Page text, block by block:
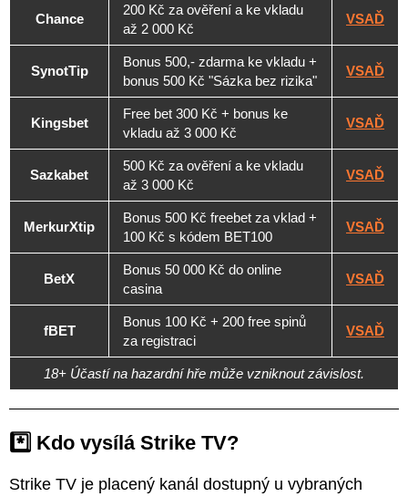
Chance
200 Kč za ověření a ke vkladu
až 2 000 Kč
VSAĎ
SynotTip
Bonus 500,- zdarma ke vkladu +
bonus 500 Kč "Sázka bez rizika"
VSAĎ
Kingsbet
Free bet 300 Kč + bonus ke
vkladu až 3 000 Kč
VSAĎ
Sazkabet
500 Kč za ověření a ke vkladu
až 3 000 Kč
VSAĎ
MerkurXtip
Bonus 500 Kč freebet za vklad +
100 Kč s kódem BET100
VSAĎ
BetX
Bonus 50 000 Kč do online
casina
VSAĎ
fBET
Bonus 100 Kč + 200 free spinů
za registraci
VSAĎ
18+ Účastí na hazardní hře může vzniknout závislost.
*️⃣ Kdo vysílá Strike TV?
Strike TV je placený kanál dostupný u vybraných